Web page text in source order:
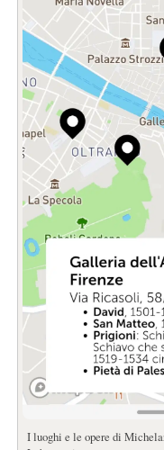
I luoghi e le opere di